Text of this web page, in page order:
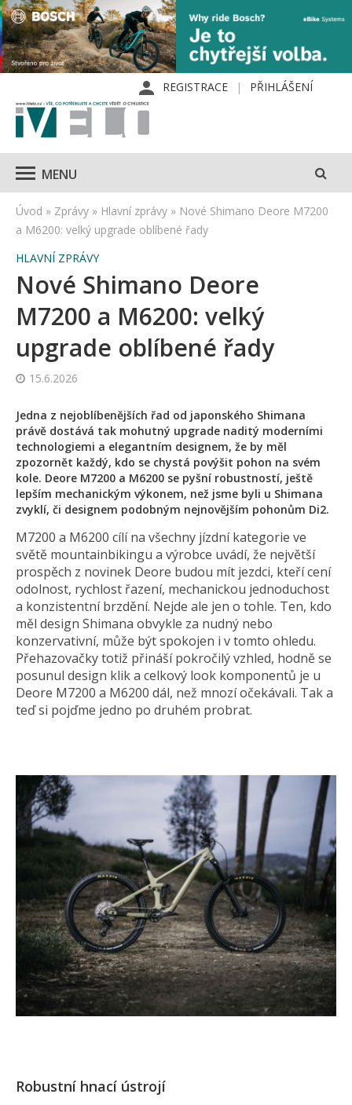
REGISTRACE PŘIHLÁŠENÍ
MENU
Úvod » Zprávy » Hlavní zprávy » Nové Shimano Deore M7200
a M6200: velký upgrade oblíbené řady
HLAVNÍ ZPRÁVY
Nové Shimano Deore
M7200 a M6200: velký
upgrade oblíbené řady
15.6.2026
Jedna z nejoblíbenějších řad od japonského Shimana
právě dostává tak mohutný upgrade naditý moderními
technologiemi a elegantním designem, že by měl
zpozornět každý, kdo se chystá povýšit pohon na svém
kole. Deore M7200 a M6200 se pyšní robustností, ještě
lepším mechanickým výkonem, než jsme byli u Shimana
zvyklí, či designem podobným nejnovějším pohonům Di2.
M7200 a M6200 cílí na všechny jízdní kategorie ve
světě mountainbikingu a výrobce uvádí, že největší
prospěch z novinek Deore budou mít jezdci, kteří cení
odolnost, rychlost řazení, mechanickou jednoduchost
a konzistentní brzdění. Nejde ale jen o tohle. Ten, kdo
měl design Shimana obvykle za nudný nebo
konzervativní, může být spokojen i v tomto ohledu.
Přehazovačky totiž přináší pokročilý vzhled, hodně se
posunul design klik a celkový look komponentů je u
Deore M7200 a M6200 dál, než mnozí očekávali. Tak a
teď si pojďme jedno po druhém probrat.
Robustní hnací ústrojí